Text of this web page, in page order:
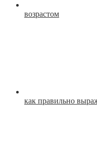
возрастом
как правильно